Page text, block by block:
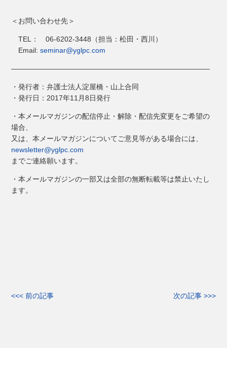
＜お問い合わせ先＞
TEL： 06-6202-3448（担当：松田・西川）
Email:seminar@yglpc.com
————————————————————————————
・発行者：弁護士法人淀屋橋・山上合同
・発行日：2017年11月8日発行
・本メールマガジンの配信停止・解除・配信先変更をご希望の
場合、
又は、本メールマガジンについてご意見等がある場合には、
newsletter@yglpc.com
までご連絡願います。
・本メールマガジンの一部又は全部の無断転載等は禁止いたし
ます。
<<< 前の記事 次の記事 >>>